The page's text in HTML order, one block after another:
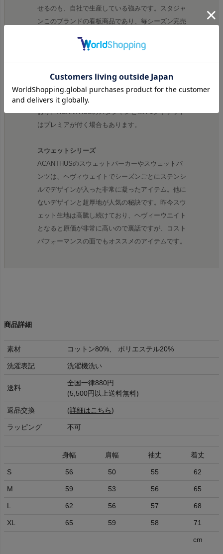
せるのも、自社で生産している強みです。スタジャ
ンこのブランドの看板商品であり、毎シーズン完売
ACANTHUSで特に人気の高いのはアウターシリー
ズ。その中でリモンタ社の高級ナイロンを使用した
MA-1ジャケットは大人気商品。定番で生産されて
おり、ACANTHUSのスタジャンとMA-1ジャケット
はプレミアが付く場合もあります。
スウェットシリーズ
ACANTHUSのスウェットパーカーやスウェットパ
ンツは、ヘヴィウェイトでシーズンごとにステンシ
ルでデザインが入った非常に凝ったアイテム。他に
ないデザインと超厚地が人気の秘訣です。昨今スウ
ェット生地は高騰し続けており、ヘヴィーウエイト
となると原価が非常に高いので裏話ですが、コスト
パフォーマンスの面でもオススメのアイテムです。
商品詳細
素材 コットン80%、 ポリエステル20%
洗濯表記 洗濯機洗い
送料
全国一律880円
(5,500円以上送料無料)
返品交換 (詳細はこちら)
ラッピング 不可
身幅 肩幅 袖丈 着丈
S 56 50 55 62
M 59 53 56 65
L 62 56 57 68
XL 65 59 58 71
cm